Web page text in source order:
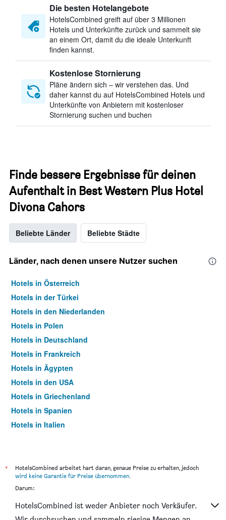
Die besten Hotelangebote
HotelsCombined greift auf über 3 Millionen
Hotels und Unterkünfte zurück und sammelt sie
an einem Ort, damit du die ideale Unterkunft
finden kannst.
Kostenlose Stornierung
Pläne ändern sich – wir verstehen das. Und
daher kannst du auf HotelsCombined Hotels und
Unterkünfte von Anbietern mit kostenloser
Stornierung suchen und buchen
Finde bessere Ergebnisse für deinen
Aufenthalt in Best Western Plus Hotel
Divona Cahors
Beliebte Länder Beliebte Städte
Länder, nach denen unsere Nutzer suchen
Hotels in Österreich
Hotels in der Türkei
Hotels in den Niederlanden
Hotels in Polen
Hotels in Deutschland
Hotels in Frankreich
Hotels in Ägypten
Hotels in den USA
Hotels in Griechenland
Hotels in Spanien
Hotels in Italien
*
HotelsCombined arbeitet hart daran, genaue Preise zu erhalten, jedoch
wird keine Garantie für Preise übernommen.
Darum:
HotelsCombined ist weder Anbieter noch Verkäufer.